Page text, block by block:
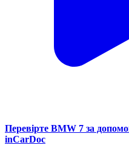
Перевірте BMW 7 за
inCarDoc